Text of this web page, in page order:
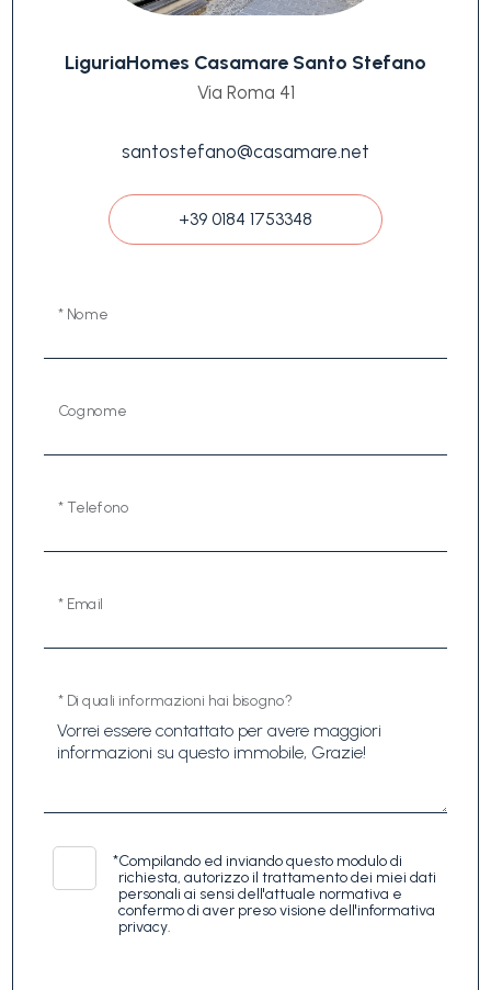
LiguriaHomes Casamare Santo Stefano
Via Roma 41
santostefano@casamare.net
+39 0184 1753348
* Nome
Cognome
* Telefono
* Email
* Di quali informazioni hai bisogno?
*Compilando ed inviando questo modulo di
richiesta, autorizzo il trattamento dei miei dati
personali ai sensi dell'attuale normativa e
confermo di aver preso visione dell'informativa
privacy.